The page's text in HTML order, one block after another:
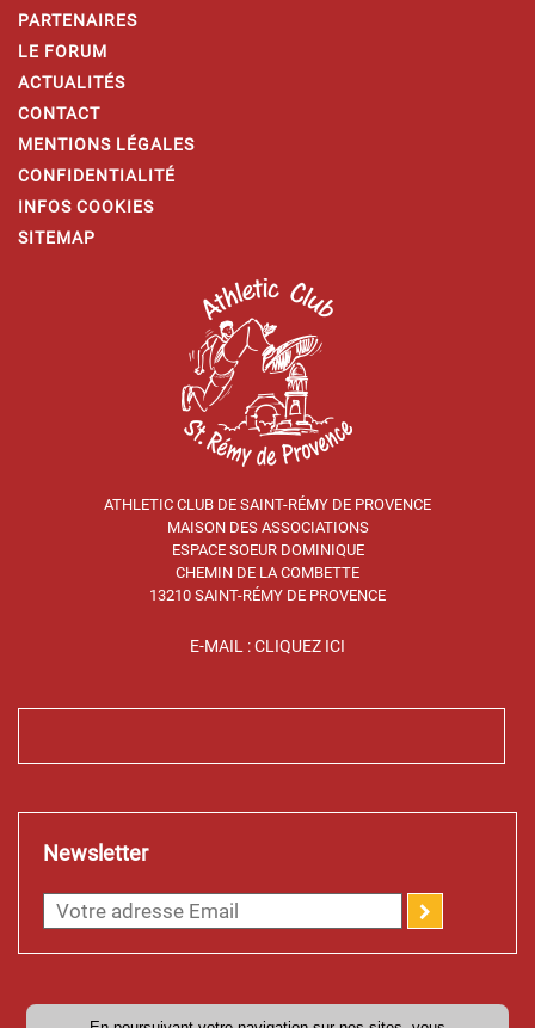
PARTENAIRES
LE FORUM
ACTUALITÉS
CONTACT
MENTIONS LÉGALES
CONFIDENTIALITÉ
INFOS COOKIES
SITEMAP
Newsletter
ATHLETIC CLUB DE SAINT-RÉMY DE PROVENCE
MAISON DES ASSOCIATIONS
ESPACE SOEUR DOMINIQUE
CHEMIN DE LA COMBETTE
13210 SAINT-RÉMY DE PROVENCE
E-MAIL : CLIQUEZ ICI